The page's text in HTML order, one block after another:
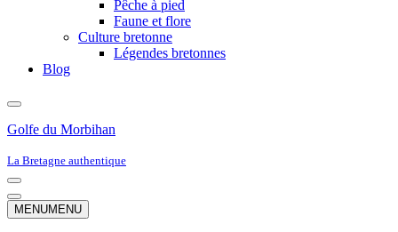
Pêche à pied
Faune et flore
Culture bretonne
Légendes bretonnes
Blog
Golfe du Morbihan
La Bretagne authentique
Menu
de
navigation
Menu
de
MENUMENU